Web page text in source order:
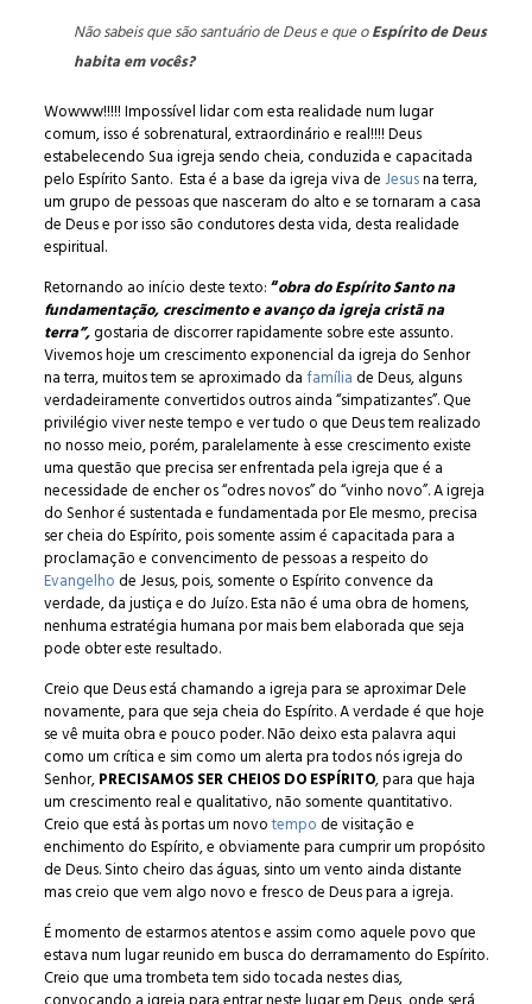
Não sabeis que são santuário de Deus e que oEspírito de Deus
habita em vocês?
Wowww!!!!! Impossível lidar com esta realidade num lugar
comum, isso é sobrenatural, extraordinário e real!!!! Deus
estabelecendo Sua igreja sendo cheia, conduzida e capacitada
pelo Espírito Santo. Esta é a base da igreja viva deJesusna terra,
um grupo de pessoas que nasceram do alto e se tornaram a casa
de Deus e por isso são condutores desta vida, desta realidade
espiritual.
Retornando ao início deste texto:“obra do Espírito Santo na
fundamentação, crescimento e avanço da igreja cristã na
terra”,gostaria de discorrer rapidamente sobre este assunto.
Vivemos hoje um crescimento exponencial da igreja do Senhor
na terra, muitos tem se aproximado dafamília de Deus, alguns
verdadeiramente convertidos outros ainda “simpatizantes”. Que
privilégio viver neste tempo e ver tudo o que Deus tem realizado
no nosso meio, porém, paralelamente à esse crescimento existe
uma questão que precisa ser enfrentada pela igreja que é a
necessidade de encher os “odres novos” do “vinho novo”. A igreja
do Senhor é sustentada e fundamentada por Ele mesmo, precisa
ser cheia do Espírito, pois somente assim é capacitada para a
proclamação e convencimento de pessoas a respeito do
Evangelho de Jesus, pois, somente o Espírito convence da
verdade, da justiça e do Juízo. Esta não é uma obra de homens,
nenhuma estratégia humana por mais bem elaborada que seja
pode obter este resultado.
Creio que Deus está chamando a igreja para se aproximar Dele
novamente, para que seja cheia do Espírito. A verdade é que hoje
se vê muita obra e pouco poder. Não deixo esta palavra aqui
como um crítica e sim como um alerta pra todos nós igreja do
Senhor,PRECISAMOS SER CHEIOS DO ESPÍRITO, para que haja
um crescimento real e qualitativo, não somente quantitativo.
Creio que está às portas um novotempo de visitação e
enchimento do Espírito, e obviamente para cumprir um propósito
de Deus. Sinto cheiro das águas, sinto um vento ainda distante
mas creio que vem algo novo e fresco de Deus para a igreja.
É momento de estarmos atentos e assim como aquele povo que
estava num lugar reunido em busca do derramamento do Espírito.
Creio que uma trombeta tem sido tocada nestes dias,